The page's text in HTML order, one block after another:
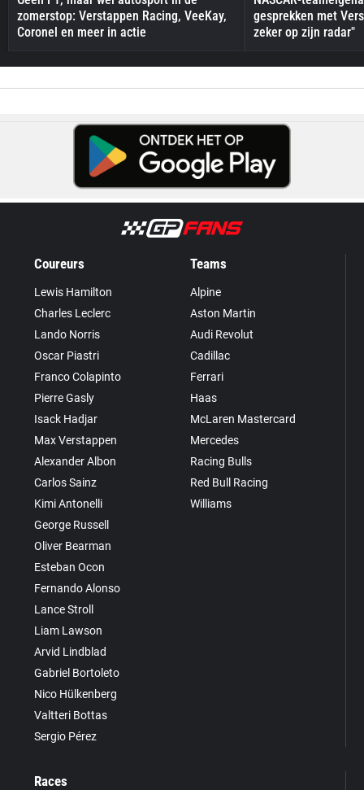
zomerstop: Verstappen Racing, VeeKay,
Coronel en meer in actie
gesprekken met
zeker op zijn radar"
Coureurs
Lewis Hamilton
Charles Leclerc
Lando Norris
Oscar Piastri
Franco Colapinto
Pierre Gasly
Isack Hadjar
Max Verstappen
Alexander Albon
Carlos Sainz
Kimi Antonelli
George Russell
Oliver Bearman
Esteban Ocon
Fernando Alonso
Lance Stroll
Liam Lawson
Arvid Lindblad
Gabriel Bortoleto
Nico Hülkenberg
Valtteri Bottas
Sergio Pérez
Teams
Alpine
Aston Martin
Audi Revolut
Cadillac
Ferrari
Haas
McLaren Mastercard
Mercedes
Racing Bulls
Red Bull Racing
Williams
Races